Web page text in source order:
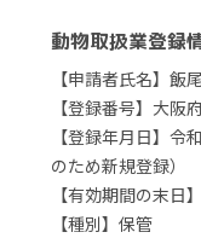
動物取扱業登録
【申請者氏名】
【登録番号】大
【登録年月日】
のため新規登録）
【有効期間の末日
【種別】保管